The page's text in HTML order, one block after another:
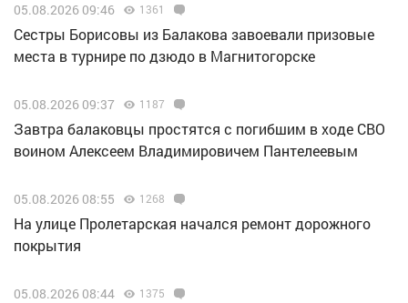
05.08.2026 09:46 1361
Сестры Борисовы из Балакова завоевали призовые
места в турнире по дзюдо в Магнитогорске
05.08.2026 09:37 1187
Завтра балаковцы простятся с погибшим в ходе СВО
воином Алексеем Владимировичем Пантелеевым
05.08.2026 08:55 1268
На улице Пролетарская начался ремонт дорожного
покрытия
05.08.2026 08:44 1375